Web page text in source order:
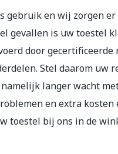
en wij zorgen er
gevallen is uw toestel
door
Stel daarom uw
langer wacht
en extra
toestel bij ons in de